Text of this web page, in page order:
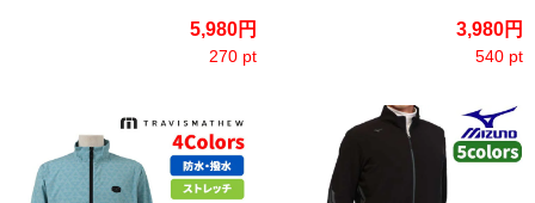
5,980円
270 pt
3,980円
540 pt